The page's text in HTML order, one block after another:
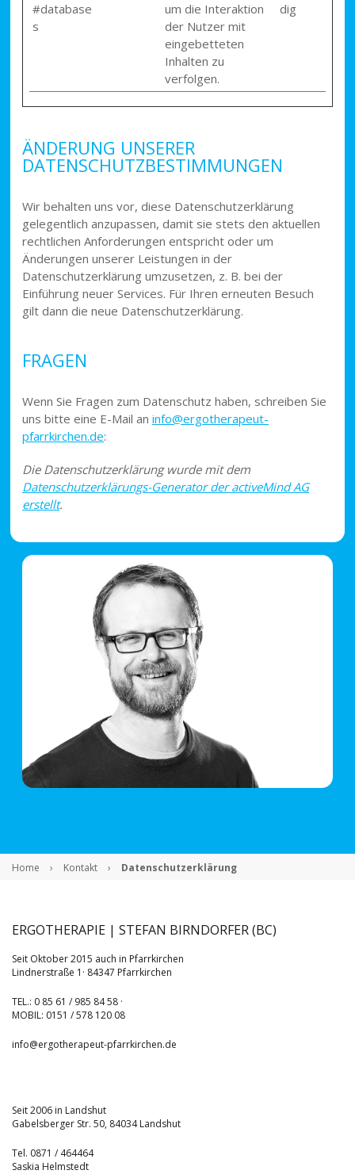
#database
s
um die Interaktion
der Nutzer mit
eingebetteten
Inhalten zu
verfolgen.
dig
ÄNDERUNG UNSERER
DATENSCHUTZBESTIMMUNGEN
Wir behalten uns vor, diese Datenschutzerklärung
gelegentlich anzupassen, damit sie stets den aktuellen
rechtlichen Anforderungen entspricht oder um
Änderungen unserer Leistungen in der
Datenschutzerklärung umzusetzen, z. B. bei der
Einführung neuer Services. Für Ihren erneuten Besuch
gilt dann die neue Datenschutzerklärung.
FRAGEN
Wenn Sie Fragen zum Datenschutz haben, schreiben Sie
uns bitte eine E-Mail an info@ergotherapeut-
pfarrkirchen.de:
Die Datenschutzerklärung wurde mit dem
Datenschutzerklärungs-Generator der activeMind AG
erstellt.
Home › Kontakt › Datenschutzerklärung
ERGOTHERAPIE | STEFAN BIRNDORFER (BC)
Seit Oktober 2015 auch in Pfarrkirchen
Lindnerstraße 1· 84347 Pfarrkirchen
TEL.: 0 85 61 / 985 84 58 ·
MOBIL: 0151 / 578 120 08
info@ergotherapeut-pfarrkirchen.de
Seit 2006 in Landshut
Gabelsberger Str. 50, 84034 Landshut
Tel. 0871 / 464464
Saskia Helmstedt